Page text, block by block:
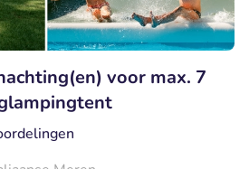
voor max. 7